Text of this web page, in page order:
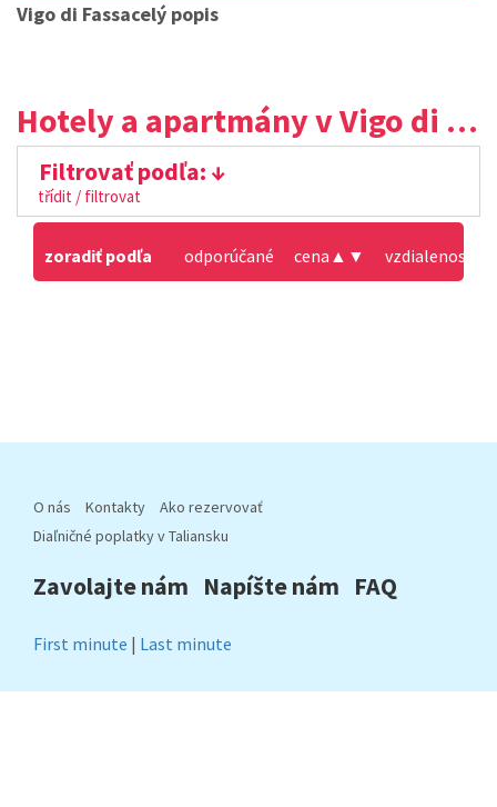
Vigo di Fassacelý popis
Hotely a apartmány v Vigo di Fassa
Filtrovať podľa:
třídit / filtrovat
zoradiť podľa odporúčané cena ▲ ▼ vzdialenosť
O nás Kontakty
Ako rezervovať
Diaľničné poplatky v Taliansku
Zavolajte nám Napíšte nám FAQ
First minute | Last minute